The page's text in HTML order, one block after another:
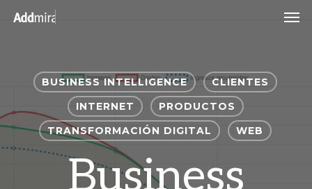
BUSINESS INTELLIGENCE
CLIENTES
INTERNET
PRODUCTOS
TRANSFORMACIÓN DIGITAL
WEB
Business